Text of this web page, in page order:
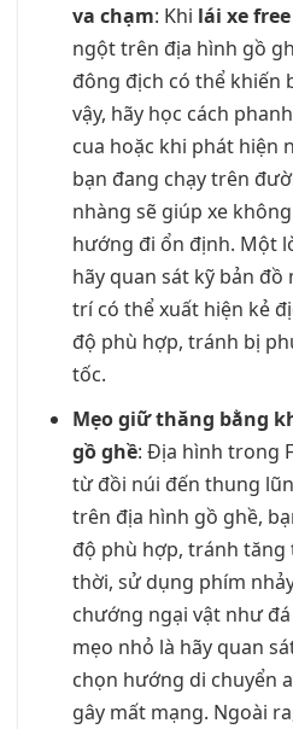
va chạm: Khi lái xe
ngột trên địa hình gồ
đông địch có thể khiến
vậy, hãy học cách
cua hoặc khi phát hiện
bạn đang chạy trên
nhàng sẽ giúp xe
hướng đi ổn định. Một
hãy quan sát kỹ bản đồ
trí có thể xuất hiện kẻ
độ phù hợp, tránh bị
tốc.
Mẹo giữ thăng bằng
gồ ghề: Địa hình trong
từ đồi núi đến thung
trên địa hình gồ ghề,
độ phù hợp, tránh
thời, sử dụng phím
chướng ngại vật như
mẹo nhỏ là hãy quan
chọn hướng di chuyển
gây mất mạng. Ngoài